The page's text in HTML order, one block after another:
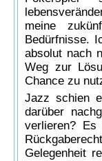
meine
Bedürfnisse.
absolut nach
Weg zur
Chance zu
Jazz schien
darüber
verlieren?
Gelegenheit